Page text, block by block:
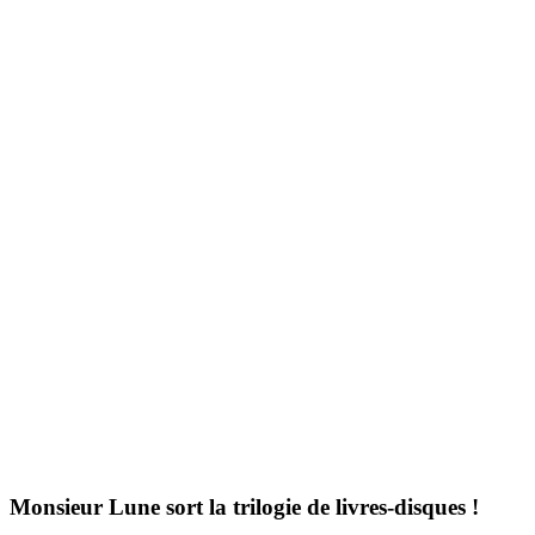
Monsieur Lune sort la trilogie de livres-disques !